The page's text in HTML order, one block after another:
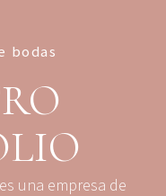
bodas
una empresa de